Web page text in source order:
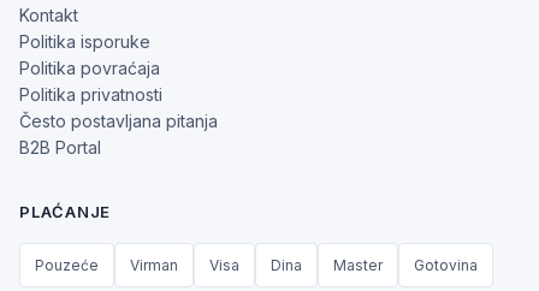
Kontakt
Politika isporuke
Politika povraćaja
Politika privatnosti
Često postavljana pitanja
B2B Portal
PLAĆANJE
Pouzeće Virman Visa Dina Master Gotovina